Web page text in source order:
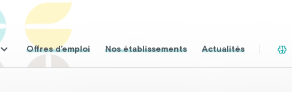
Offres d’emploi Nos établissements Actualités